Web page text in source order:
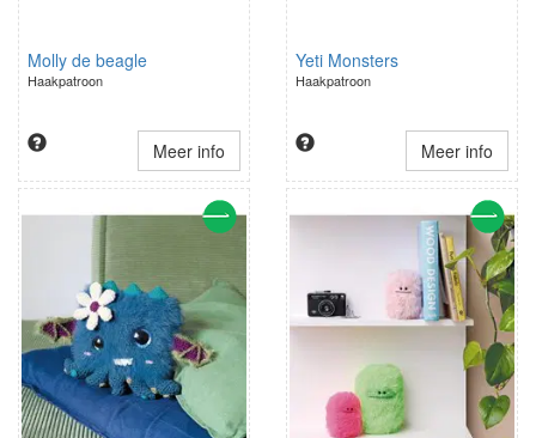
Molly de beagle
Haakpatroon
Meer info
Yeti Monsters
Haakpatroon
Meer info